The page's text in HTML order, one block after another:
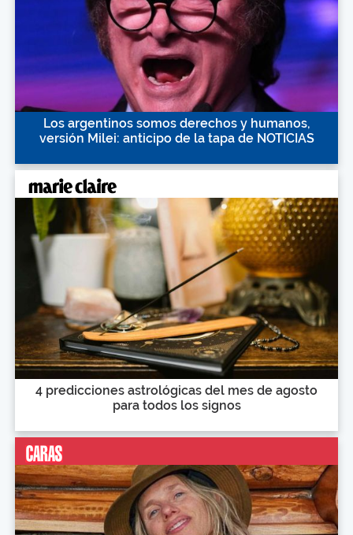
Los argentinos somos derechos y humanos,
versión Milei: anticipo de la tapa de NOTICIAS
4 predicciones astrológicas del mes de agosto
para todos los signos